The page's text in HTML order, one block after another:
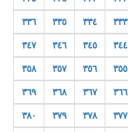
٣٣٣ ٣٣٤ ٣٣٥ ٣٣٦
٣٤٤ ٣٤٥ ٣٤٦ ٣٤٧
٣٥٥ ٣٥٦ ٣٥٧ ٣٥٨
٣٦٦ ٣٦٧ ٣٦٨ ٣٦٩
٣٧٧ ٣٧٨ ٣٧٩ ٣٨٠